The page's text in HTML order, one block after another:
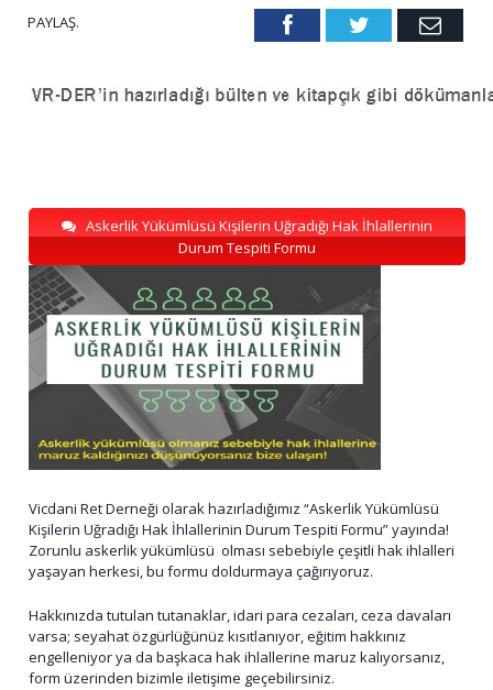
PAYLAŞ. FacebookTwitter Email
Askerlik Yükümlüsü Kişilerin Uğradığı Hak İhlallerinin
Durum Tespiti Formu
Vicdani Ret Derneği olarak hazırladığımız “Askerlik Yükümlüsü
Kişilerin Uğradığı Hak İhlallerinin Durum Tespiti Formu” yayında!
Zorunlu askerlik yükümlüsü olması sebebiyle çeşitli hak ihlalleri
yaşayan herkesi, bu formu doldurmaya çağırıyoruz.
Hakkınızda tutulan tutanaklar, idari para cezaları, ceza davaları
varsa; seyahat özgürlüğünüz kısıtlanıyor, eğitim hakkınız
engelleniyor ya da başkaca hak ihlallerine maruz kalıyorsanız,
form üzerinden bizimle iletişime geçebilirsiniz.